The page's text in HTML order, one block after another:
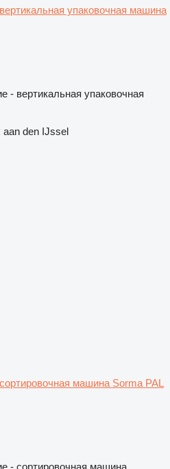
вертикальная упаковочная машина
вертикальная упаковочная
den IJssel
сортировочная машина Sorma PAL
- сортировочная машина